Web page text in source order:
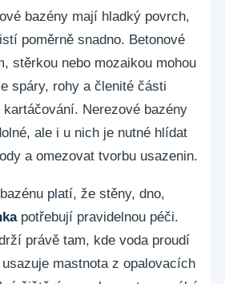
bazény mají hladký povrch,
poměrně snadno. Betonové
stěrkou nebo mozaikou mohou
spáry, rohy a členité části
Nerezové bazény
ale i u nich je nutné hlídat
a omezovat tvorbu usazenin.
platí, že stěny, dno,
potřebují pravidelnou péči.
právě tam, kde voda proudí
mastnota z opalovacích